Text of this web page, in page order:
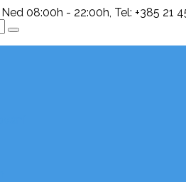
08:00h - 22:00h, Tel: +385 21
Search